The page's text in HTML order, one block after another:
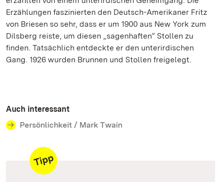
Erzählungen faszinierten den Deutsch-Amerikaner Fritz
von Briesen so sehr, dass er um 1900 aus New York zum
Dilsberg reiste, um diesen „sagenhaften“ Stollen zu
finden. Tatsächlich entdeckte er den unterirdischen
Gang. 1926 wurden Brunnen und Stollen freigelegt.
Auch interessant
Persönlichkeit / Mark Twain